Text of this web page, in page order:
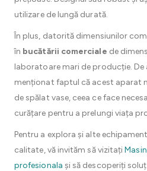
utilizare de lungă durată.
În plus, datorită dimensiunilor
în bucătării comerciale de
laboratoare mari de producție. De
menționat faptul că acest aparat
de spălat vase, ceea ce face
curățare pentru a prelungi viața
Pentru a explora și alte
calitate, vă invităm să vizitați
profesionala și să descoperiți